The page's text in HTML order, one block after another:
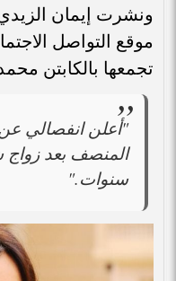
ونشرت إيمان
موقع التواصل
تجمعها بالكابتن
"أعلن انفصالي
المنصف بعد
سنوات."